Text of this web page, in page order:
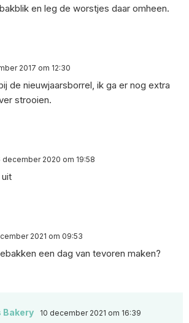
en leg de worstjes daar omheen.
2017 om 12:30
de nieuwjaarsborrel, ik ga er nog extra
strooien.
december 2020 om 19:58
2021 om 09:53
een dag van tevoren maken?
Bakery 10 december 2021 om 16:39